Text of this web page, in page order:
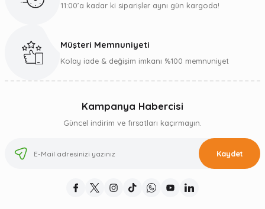
11:00’a kadar ki siparişler aynı gün kargoda!
Müşteri Memnuniyeti
Kolay iade & değişim imkanı %100 memnuniyet
Kampanya Habercisi
Güncel indirim ve fırsatları kaçırmayın.
Kaydet